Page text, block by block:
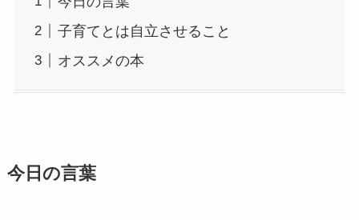
子育てとは自立させること
オススメの本
今日の言葉